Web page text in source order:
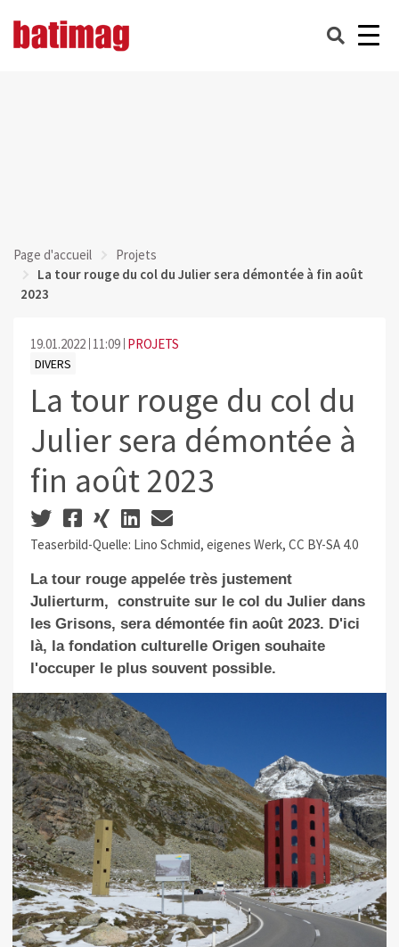
Page d'accueil
Projets
La tour rouge du col du Julier sera démontée à fin août
2023
19.01.2022 11:09 PROJETS
DIVERS
La tour rouge du col du
Julier sera démontée à
fin août 2023
Teaserbild-Quelle: Lino Schmid, eigenes Werk, CC BY-SA 4.0
La tour rouge appelée très justement
Julierturm, construite sur le col du Julier dans
les Grisons, sera démontée fin août 2023. D'ici
là, la fondation culturelle Origen souhaite
l'occuper le plus souvent possible.